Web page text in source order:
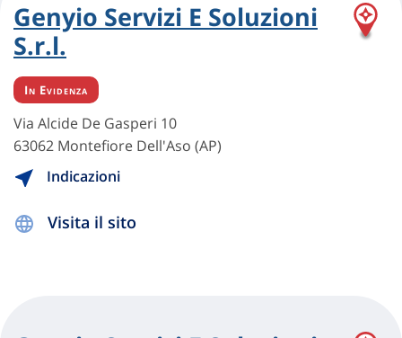
Genyio Servizi E Soluzioni
S.r.l.
In Evidenza
Via Alcide De Gasperi 10
63062 Montefiore Dell'Aso (AP)
Indicazioni
Visita il sito